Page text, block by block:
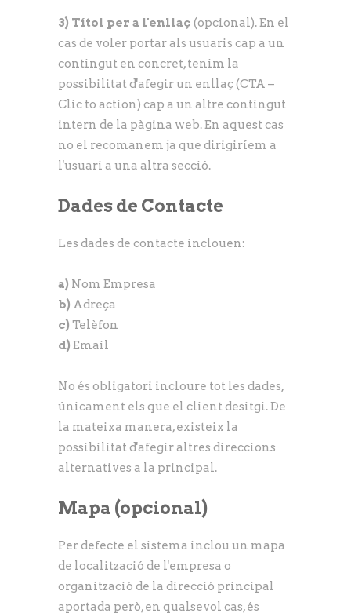
3) Títol per a l'enllaç (opcional). En el
cas de voler portar als usuaris cap a un
contingut en concret, tenim la
possibilitat d'afegir un enllaç (CTA –
Clic to action) cap a un altre contingut
intern de la pàgina web. En aquest cas
no el recomanem ja que dirigiríem a
l'usuari a una altra secció.
Dades de Contacte
Les dades de contacte inclouen:
a) Nom Empresa
b) Adreça
c) Telèfon
d) Email
No és obligatori incloure tot les dades,
únicament els que el client desitgi. De
la mateixa manera, existeix la
possibilitat d'afegir altres direccions
alternatives a la principal.
Mapa (opcional)
Per defecte el sistema inclou un mapa
de localització de l'empresa o
organització de la direcció principal
aportada però, en qualsevol cas, és